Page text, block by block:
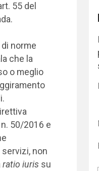
55 del
norme
che la
o meglio
50/2016 e
non
ratio iuris su